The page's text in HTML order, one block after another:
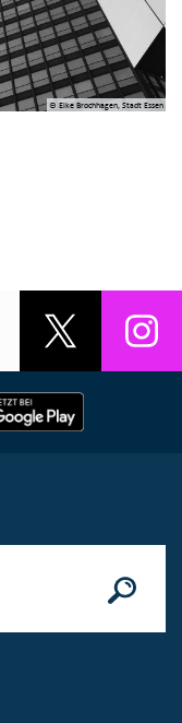
© Elke Brochhagen, Stadt Essen